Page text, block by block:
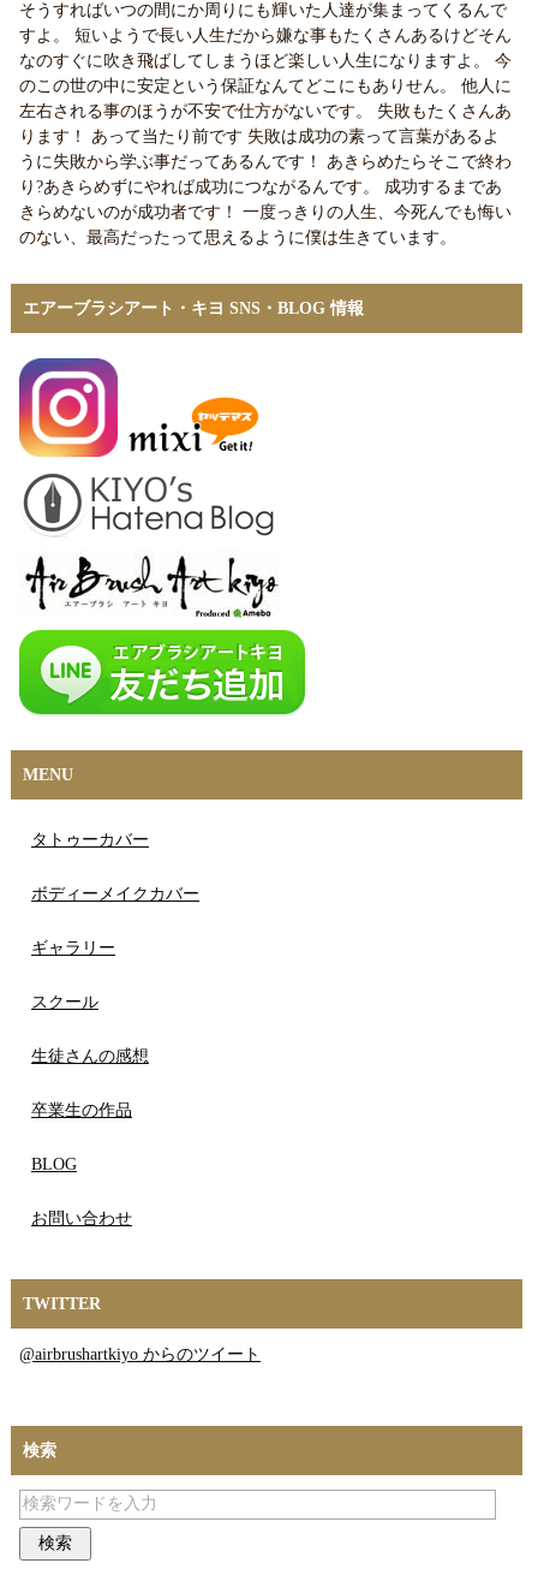
そうすればいつの間にか周りにも輝いた人達が集まってくるんで
すよ。 短いようで長い人生だから嫌な事もたくさんあるけどそん
なのすぐに吹き飛ばしてしまうほど楽しい人生になりますよ。 今
のこの世の中に安定という保証なんてどこにもありせん。 他人に
左右される事のほうが不安で仕方がないです。 失敗もたくさんあ
ります！ あって当たり前です 失敗は成功の素って言葉があるよ
うに失敗から学ぶ事だってあるんです！ あきらめたらそこで終わ
り?あきらめずにやれば成功につながるんです。 成功するまであ
きらめないのが成功者です！ 一度っきりの人生、今死んでも悔い
のない、最高だったって思えるように僕は生きています。
エアーブラシアート・キヨ SNS・BLOG 情報
MENU
タトゥーカバー
ボディーメイクカバー
ギャラリー
スクール
生徒さんの感想
卒業生の作品
BLOG
お問い合わせ
TWITTER
@airbrushartkiyo からのツイート
検索